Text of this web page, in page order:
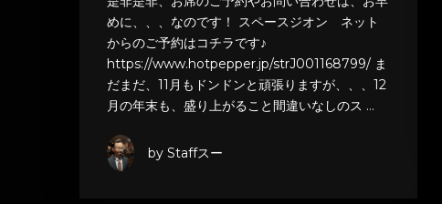
めに、、、なのです！ スペースジオン ネット
からのご予約はコチラです♪
https://www.hotpepper.jp/strJ001168799/ ま
だまだ、11月もドンドンと頑張りますが、、、12
月の年末も、盛り上がること間違いなしのス …
by Staffスー